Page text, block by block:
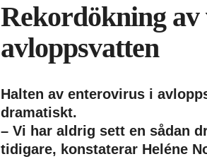
Rekordökning
avloppsvatten
Halten av enterovirus i
dramatiskt.
– Vi har aldrig sett en sådan
tidigare, konstaterar Heléne